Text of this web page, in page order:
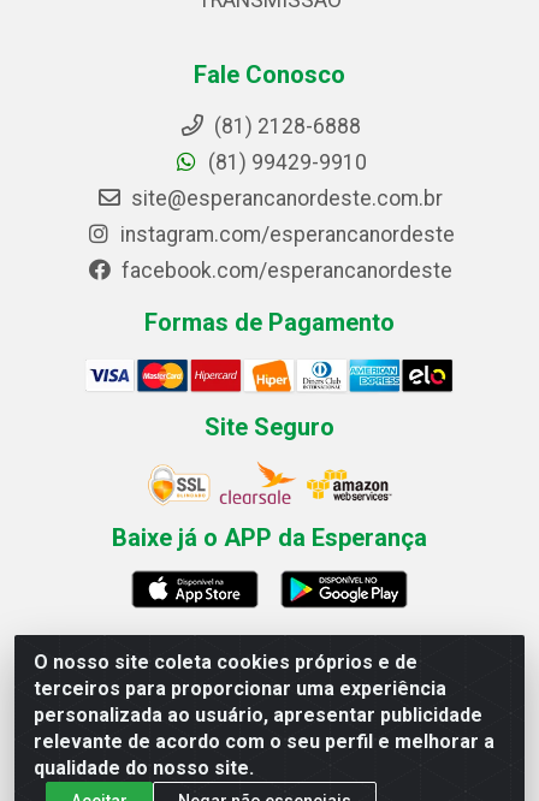
O nosso site coleta cookies próprios e de
terceiros para proporcionar uma experiência
personalizada ao usuário, apresentar publicidade
relevante de acordo com o seu perfil e melhorar a
qualidade do nosso site.
Fale Conosco
(81) 2128-6888
(81) 99429-9910
site@esperancanordeste.com.br
instagram.com/esperancanordeste
facebook.com/esperancanordeste
Formas de Pagamento
Site Seguro
Baixe já o APP da Esperança
Esperança Nordeste - Rua Professor Caldas Filho, 291 -
Estância - Recife / PE CEP: 50771-335 - CNPJ
03.666.136/0001-23